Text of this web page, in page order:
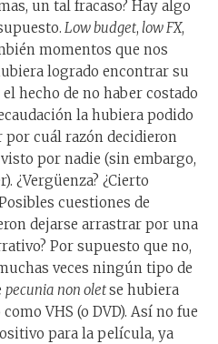
un tal fracaso? Hay algo
Low budget, low FX,
momentos que nos
logrado encontrar su
hecho de no haber costado
la hubiera podido
por cuál razón decidieron
por nadie (sin embargo,
¿Vergüenza? ¿Cierto
cuestiones de
dejarse arrastrar por una
Por supuesto que no,
veces ningún tipo de
pecunia non oletse hubiera
VHS (o DVD). Así no fue
para la película, ya